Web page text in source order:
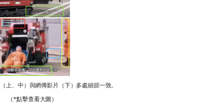
上、中）與網傳影片（下）多處細節一致。
（*點擊查看大圖）